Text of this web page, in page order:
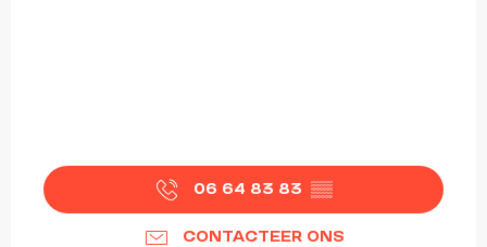
06 64 83 83 ▒▒
CONTACTEER ONS